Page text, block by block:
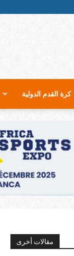
كرة القدم الدولية
مقالات أخرى